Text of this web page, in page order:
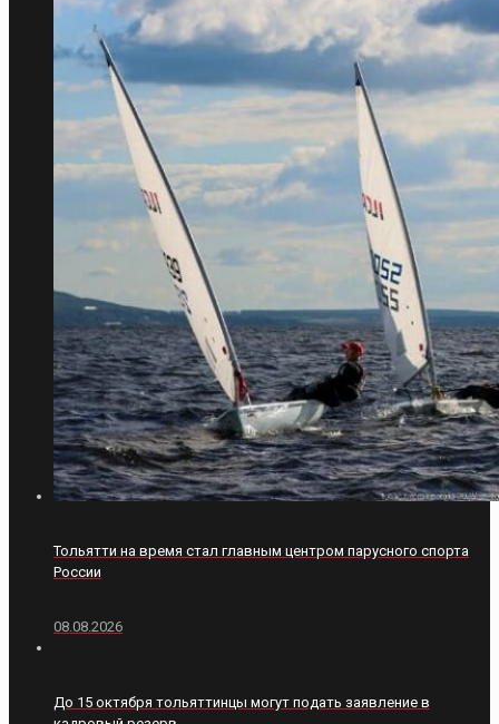
Тольятти на время стал главным центром парусного спорта
России
08.08.2026
До 15 октября тольяттинцы могут подать заявление в